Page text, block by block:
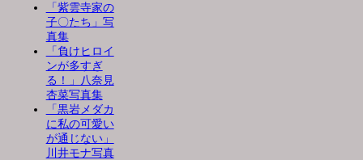
「紫雲寺家の
子〇たち」写
真集
「負けヒロイ
ンが多すぎ
る！」八奈見
杏菜写真集
「黒岩メダカ
に私の可愛い
が通じない」
川井モナ写真